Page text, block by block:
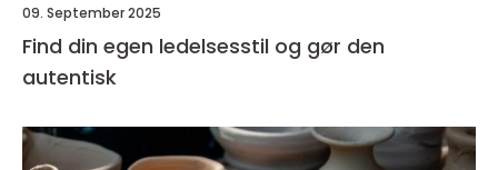
09. September 2025
Find din egen ledelsesstil og gør den
autentisk